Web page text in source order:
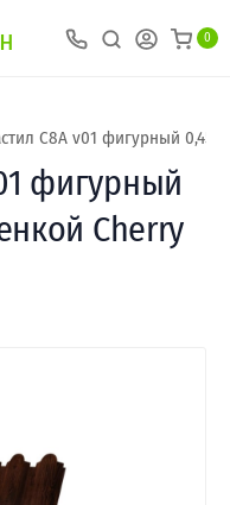
0
С8A v01 фигурный 0,45
фигурный
Cherry